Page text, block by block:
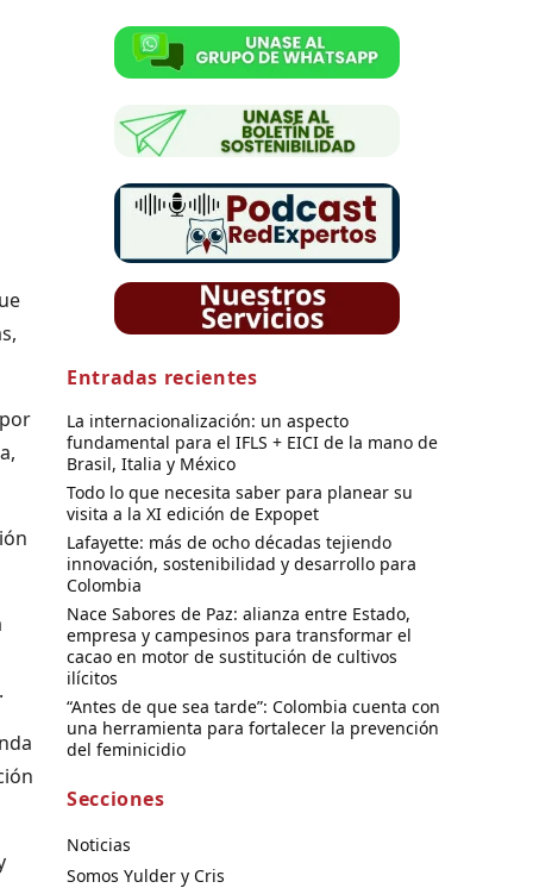
Entradas recientes
La internacionalización: un aspecto
fundamental para el IFLS + EICI de la mano de
Brasil, Italia y México
Todo lo que necesita saber para planear su
visita a la XI edición de Expopet
Lafayette: más de ocho décadas tejiendo
innovación, sostenibilidad y desarrollo para
Colombia
Nace Sabores de Paz: alianza entre Estado,
empresa y campesinos para transformar el
cacao en motor de sustitución de cultivos
ilícitos
“Antes de que sea tarde”: Colombia cuenta con
una herramienta para fortalecer la prevención
del feminicidio
Secciones
Noticias
Somos Yulder y Cris